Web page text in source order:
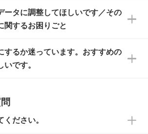
豊富なスタッフがデータに不備
クし、お客様と確認してから印
で、ご安心ください。
レートはPDF形式ですが、
で開いてご利用いただけ
ださい。
ータ・解像度かどうか、担当ス
確認いたします。
くか、担当スタッフ宛にメール
い。
い。
ータの作り方に関する詳細は、
ータに調整してほしいです／その
関するお困りごと
困りの際には、担当スタッフが
ますのでお気軽にご相談くださ
送りください。
するか迷っています。おすすめの
です。
・
すと、担当スタッフがお客様の
本体色を確認し、印刷色をご提
ださい。